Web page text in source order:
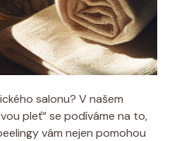
salonu? V našem
pleť“ se podíváme na to,
vám nejen pomohou